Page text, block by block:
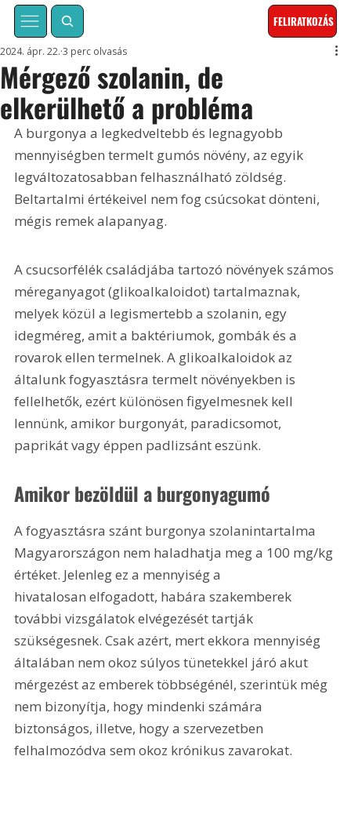
FELIRATKOZÁS
Mérgező szolanin, de
elkerülhető a probléma
2024. ápr. 22. 3 perc olvasás
A burgonya a legkedveltebb és legnagyobb
mennyiségben termelt gumós növény, az egyik
legváltozatosabban felhasználható zöldség.
Beltartalmi értékeivel nem fog csúcsokat dönteni,
mégis remek alapanyag.
A csucsorfélék családjába tartozó növények számos
méreganyagot (glikoalkaloidot) tartalmaznak,
melyek közül a legismertebb a szolanin, egy
idegméreg, amit a baktériumok, gombák és a
rovarok ellen termelnek. A glikoalkaloidok az
általunk fogyasztásra termelt növényekben is
fellelhetők, ezért különösen figyelmesnek kell
lennünk, amikor burgonyát, paradicsomot,
paprikát vagy éppen padlizsánt eszünk.
Amikor bezöldül a burgonyagumó
A fogyasztásra szánt burgonya szolanintartalma
Magyarországon nem haladhatja meg a 100 mg/kg
értéket. Jelenleg ez a mennyiség a
hivatalosan elfogadott, habára szakemberek
további vizsgálatok elvégezését tartják
szükségesnek. Csak azért, mert ekkora mennyiség
általában nem okoz súlyos tünetekkel járó akut
mérgezést az emberek többségénél, szerintük még
nem bizonyítja, hogy mindenki számára
biztonságos, illetve, hogy a szervezetben
felhalmozódva sem okoz krónikus zavarokat.